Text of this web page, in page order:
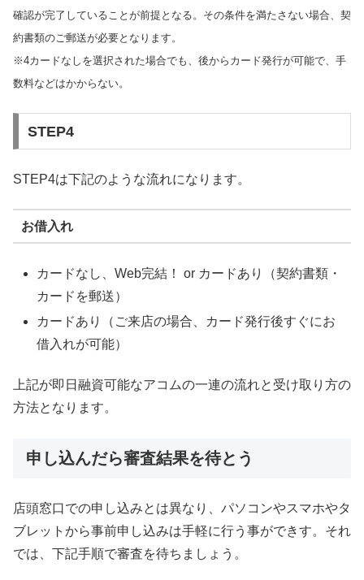
確認が完了していることが前提となる。その条件を満たさない場合、契
約書類のご郵送が必要となります。
※4カードなしを選択された場合でも、後からカード発行が可能で、手
数料などはかからない。
STEP4
STEP4は下記のような流れになります。
お借入れ
カードなし、Web完結！ or カードあり（契約書類・
カードを郵送）
カードあり（ご来店の場合、カード発行後すぐにお
借入れが可能）
上記が即日融資可能なアコムの一連の流れと受け取り方の
方法となります。
申し込んだら審査結果を待とう
店頭窓口での申し込みとは異なり、パソコンやスマホやタ
ブレットから事前申し込みは手軽に行う事ができす。それ
では、下記手順で審査を待ちましょう。